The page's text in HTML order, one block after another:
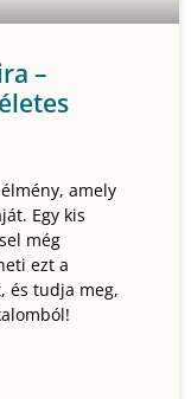
–
amely
Egy kis
még
ezt a
és tudja meg,